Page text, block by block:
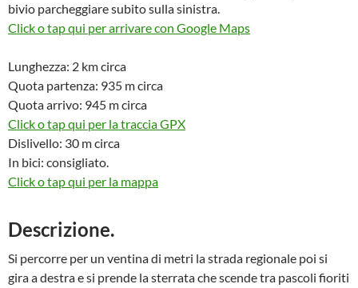
bivio parcheggiare subito sulla sinistra.
Click o tap qui per arrivare con Google Maps
Lunghezza: 2 km circa
Quota partenza: 935 m circa
Quota arrivo: 945 m circa
Click o tap qui per la traccia GPX
Dislivello: 30 m circa
In bici: consigliato.
Click o tap qui per la mappa
Descrizione.
Si percorre per un ventina di metri la strada regionale poi si
gira a destra e si prende la sterrata che scende tra pascoli fioriti